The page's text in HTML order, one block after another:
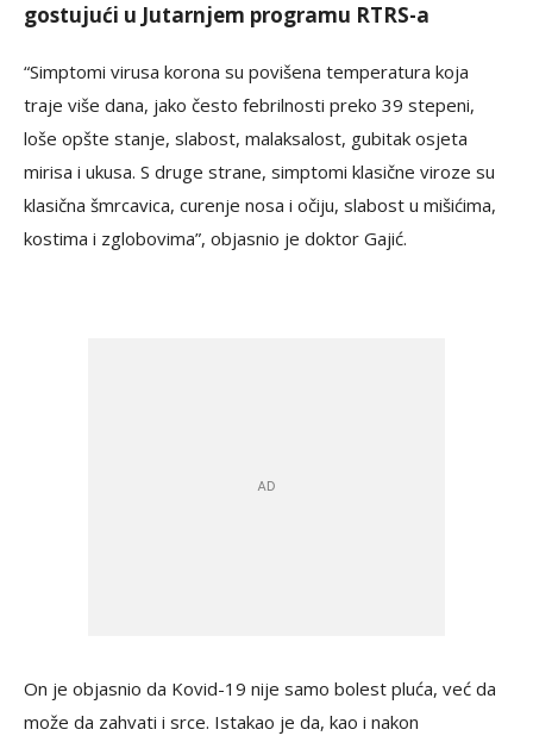
gostujući u Јutarnjem programu RTRS-a
“Simptomi virusa korona su povišena temperatura koja
traje više dana, jako često febrilnosti preko 39 stepeni,
loše opšte stanje, slabost, malaksalost, gubitak osjeta
mirisa i ukusa. S druge strane, simptomi klasične viroze su
klasična šmrcavica, curenje nosa i očiju, slabost u mišićima,
kostima i zglobovima”, objasnio je doktor Gajić.
On je objasnio da Kovid-19 nije samo bolest pluća, već da
može da zahvati i srce. Istakao je da, kao i nakon